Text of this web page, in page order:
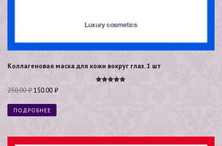
Коллагеновая маска для кожи вокруг глаз. 1 шт
250.00₽ 150.00 ₽
ПОДРОБНЕЕ